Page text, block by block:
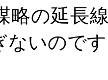
略の延長
ないので